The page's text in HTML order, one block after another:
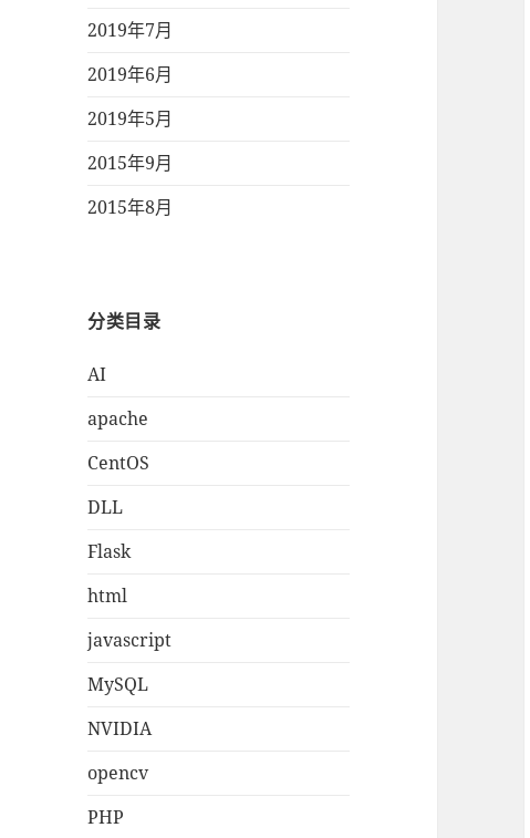
2019年7月
2019年6月
2019年5月
2015年9月
2015年8月
分类目录
AI
apache
CentOS
DLL
Flask
html
javascript
MySQL
NVIDIA
opencv
PHP